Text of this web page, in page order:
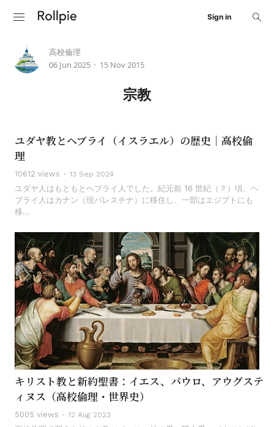
Sign in
高校倫理
06 Jun 2025 • 15 Nov 2015
宗教
ユダヤ教とヘブライ（イスラエル）の歴史｜高校倫
理
10612 views 13 Sep 2024
ユダヤ人はもともとヘブライ人でした。紀元前 16 世紀（？）頃、ヘ
ブライ人はカナン（現パレスチナ）に移住し、一部はエジプトにも
移...
キリスト教と新約聖書：イエス、パウロ、アウグステ
ィヌス（高校倫理・世界史）
5005 views 12 Aug 2023